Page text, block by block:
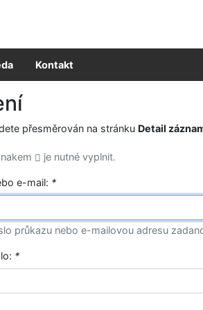
Kontakt
přesměrován na stránku Detail
je nutné vyplnit.
e-mail: *
průkazu nebo e-mailovou adresu
*